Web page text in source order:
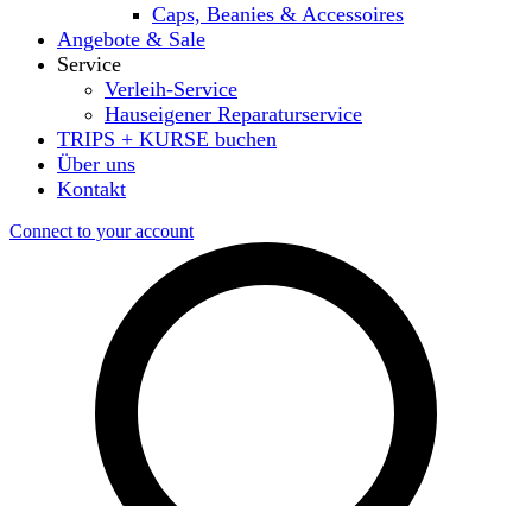
Caps, Beanies & Accessoires
Angebote & Sale
Service
Verleih-Service
Hauseigener Reparaturservice
TRIPS + KURSE buchen
Über uns
Kontakt
Connect to your account